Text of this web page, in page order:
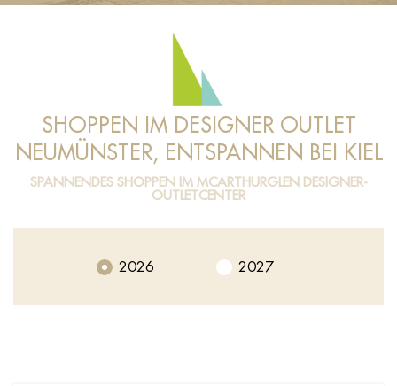
SHOPPEN IM DESIGNER OUTLET
NEUMÜNSTER, ENTSPANNEN BEI KIEL
SPANNENDES SHOPPEN IM MCARTHURGLEN DESIGNER-
OUTLETCENTER
2026 2027